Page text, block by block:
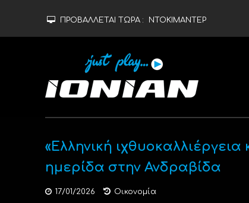
ΠΡΟΒΑΛΛΕΤΑΙ ΤΩΡΑ : ΝΤΟΚΙΜΑΝΤΕΡ
«Ελληνική
ημερίδα στην Ανδραβίδα
17/01/2026 Οικονομία